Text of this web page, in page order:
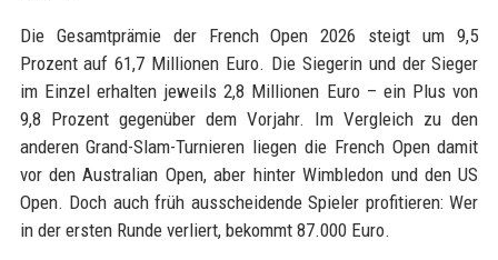
Die Gesamtprämie der French Open 2026 steigt um 9,5
Prozent auf 61,7 Millionen Euro. Die Siegerin und der Sieger
im Einzel erhalten jeweils 2,8 Millionen Euro – ein Plus von
9,8 Prozent gegenüber dem Vorjahr. Im Vergleich zu den
anderen Grand-Slam-Turnieren liegen die French Open damit
vor den Australian Open, aber hinter Wimbledon und den US
Open. Doch auch früh ausscheidende Spieler profitieren: Wer
in der ersten Runde verliert, bekommt 87.000 Euro.